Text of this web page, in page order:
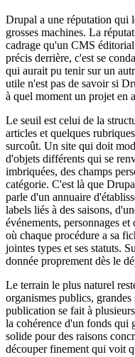
Drupal a une réputation qui
grosses machines. La
cadrage qu'un CMS
précis derrière, c'est se
qui aurait pu tenir sur un
utile n'est pas de savoir si
à quel moment un projet en
Le seuil est celui de la
articles et quelques
surcoût. Un site qui doit
d'objets différents qui se
imbriquées, des champs
catégorie. C'est là que
parle d'un annuaire
labels liés à des saisons,
événements, personnages
où chaque procédure a sa
jointes types et ses statuts.
donnée proprement dès le
Le terrain le plus naturel
organismes publics,
publication se fait à
la cohérence d'un fonds qui
solide pour des raisons
découper finement qui voit